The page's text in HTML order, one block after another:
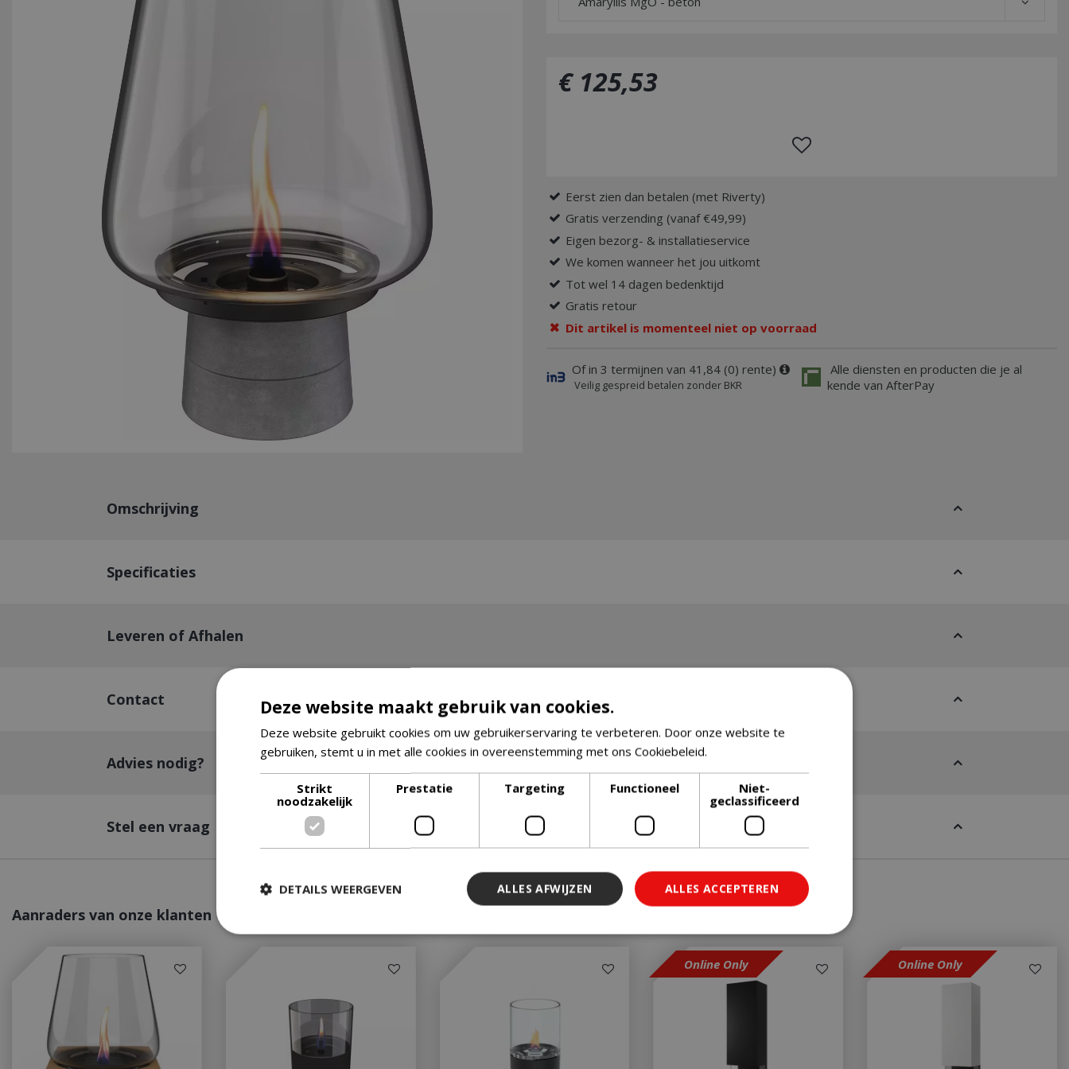
€ 125,53
Eerst zien dan betalen (met Riverty)
Gratis verzending (vanaf €49,99)
Eigen bezorg- & installatieservice
We komen wanneer het jou uitkomt
Tot wel 14 dagen bedenktijd
Gratis retour
Dit artikel is momenteel niet op voorraad
Of in 3 termijnen van 41,84 (0) rente)
Veilig gespreid betalen zonder BKR
Alle diensten en producten die je al
kende van AfterPay
Omschrijving
Specificaties
Leveren of Afhalen
Contact
Advies nodig?
Stel een vraag
Aanraders van onze klanten
Online Only Online Only
Deze website maakt gebruik van cookies.
Deze website gebruikt cookies om uw gebruikerservaring te verbeteren. Door onze website te
gebruiken, stemt u in met alle cookies in overeenstemming met ons Cookiebeleid.
Strikt
noodzakelijk
Prestatie Targeting Functioneel
Niet-
geclassificeerd
ALLES ACCEPTEREN
ALLES AFWIJZEN
DETAILS WEERGEVEN
Strikt noodzakelijk Functioneel Niet-geclassificeerd
accountbeheer. De website kan niet goed worden gebruikt zonder de strikt noodzakelijke cookies.
Naam Vervaldatum